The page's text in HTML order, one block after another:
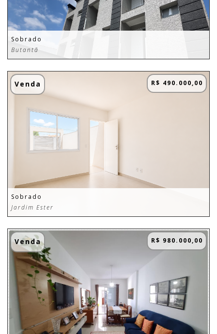
Sobrado
Butantã
Venda R$ 490.000,00
Sobrado
Jardim Ester
Venda R$ 980.000,00